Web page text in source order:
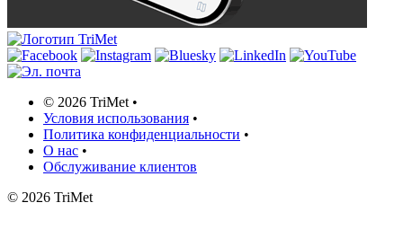
© 2026 TriMet •
Условия использования •
Политика конфиденциальности •
О нас •
Обслуживание клиентов
© 2026 TriMet